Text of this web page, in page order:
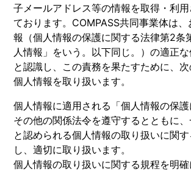
子メールアドレス等の情報を取得・利
ております。COMPASS共同事業体は
報（個人情報の保護に関する法律第2条
人情報」をいう。以下同じ。）の適正
と認識し、この責務を果たすために、
個人情報を取り扱います。
個人情報に適用される「個人情報の保護
その他の関係法令を遵守するとともに
と認められる個人情報の取り扱いに関
し、適切に取り扱います。
個人情報の取り扱いに関する規程を明